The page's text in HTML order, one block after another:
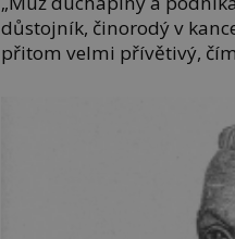
důstojník, činorodý v
přitom velmi přívětivý,